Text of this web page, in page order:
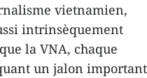
vietnamien,
intrinsèquement
la VNA, chaque
un jalon important